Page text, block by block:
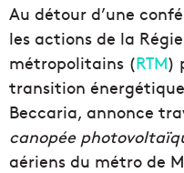
Au détour d’une
les actions de la
métropolitains (RTM)
transition
Beccaria, annonce
canopée
aériens du métro de